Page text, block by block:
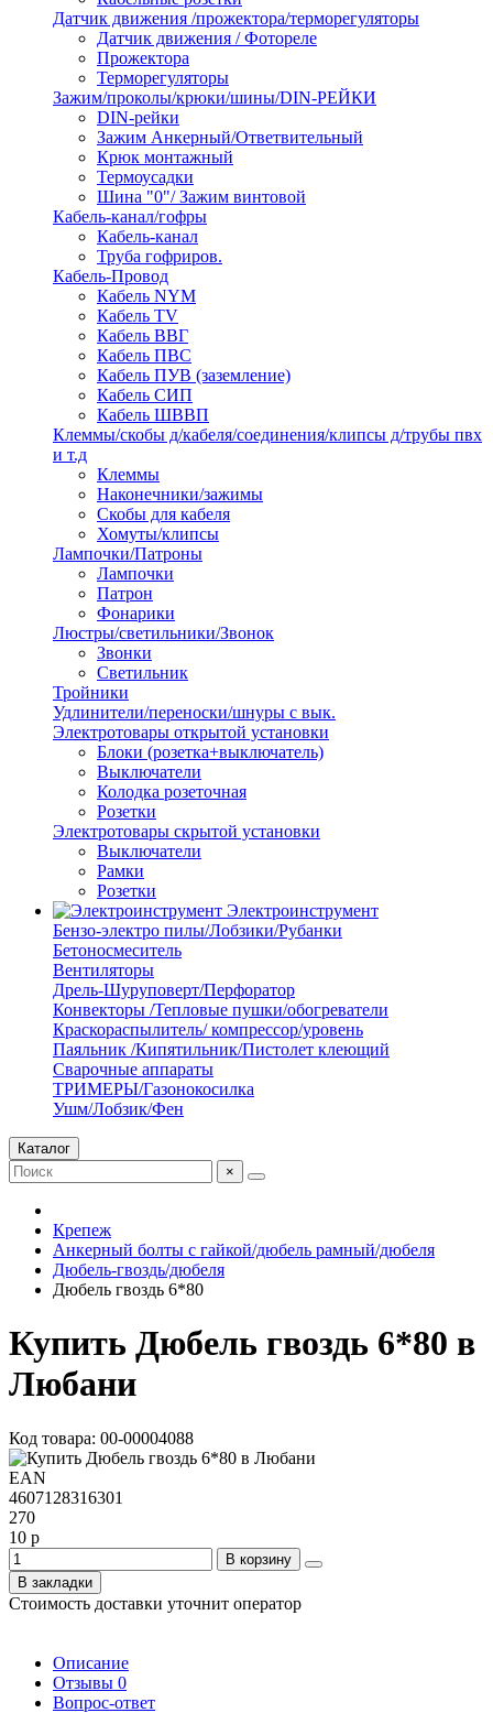
Датчик движения /прожектора/терморегуляторы
Датчик движения / Фотореле
Прожектора
Терморегуляторы
Зажим/проколы/крюки/шины/DIN-РЕЙКИ
DIN-рейки
Зажим Анкерный/Ответвительный
Крюк монтажный
Термоусадки
Шина "0"/ Зажим винтовой
Кабель-канал/гофры
Кабель-канал
Труба гофриров.
Кабель-Провод
Кабель NYM
Кабель TV
Кабель ВВГ
Кабель ПВС
Кабель ПУВ (заземление)
Кабель СИП
Кабель ШВВП
Клеммы/скобы д/кабеля/соединения/клипсы д/трубы пвх
и т.д
Клеммы
Наконечники/зажимы
Скобы для кабеля
Хомуты/клипсы
Лампочки/Патроны
Лампочки
Патрон
Фонарики
Люстры/светильники/Звонок
Звонки
Светильник
Тройники
Удлинители/переноски/шнуры с вык.
Электротовары открытой установки
Блоки (розетка+выключатель)
Выключатели
Колодка розеточная
Розетки
Электротовары скрытой установки
Выключатели
Рамки
Розетки
Электроинструмент
Бензо-электро пилы/Лобзики/Рубанки
Бетоносмеситель
Вентиляторы
Дрель-Шуруповерт/Перфоратор
Конвекторы /Тепловые пушки/обогреватели
Краскораспылитель/ компрессор/уровень
Паяльник /Кипятильник/Пистолет клеющий
Сварочные аппараты
ТРИМЕРЫ/Газонокосилка
Ушм/Лобзик/Фен
Каталог
×
Крепеж
Анкерный болты с гайкой/дюбель рамный/дюбеля
Дюбель-гвоздь/дюбеля
Дюбель гвоздь 6*80
Купить Дюбель гвоздь 6*80 в
Любани
Код товара: 00-00004088
EAN
4607128316301
270
10 р
В корзину
В закладки
Стоимость доставки уточнит оператор
Описание
Отзывы 0
Вопрос-ответ